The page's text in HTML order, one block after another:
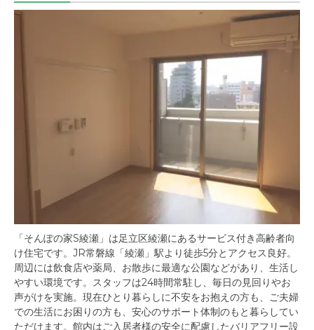
「そんぽの家S綾瀬」は足立区綾瀬にあるサービス付き高齢者向
け住宅です。JR常磐線「綾瀬」駅より徒歩5分とアクセス良好。
周辺には飲食店や薬局、お散歩に最適な公園などがあり、生活し
やすい環境です。スタッフは24時間常駐し、毎日の見回りやお
声がけを実施。現在ひとり暮らしに不安をお抱えの方も、ご夫婦
での生活にお困りの方も、安心のサポート体制のもと暮らしてい
ただけます。館内はご入居者様の安全に配慮したバリアフリー設